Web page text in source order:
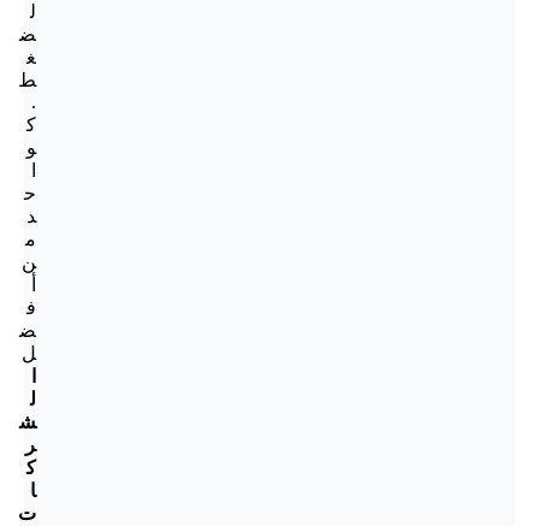
ل
ض
غ
ط
.
ك
و
ح
د
م
ن
ف
ض
ل
ل
ش
ر
ك
ا
ت